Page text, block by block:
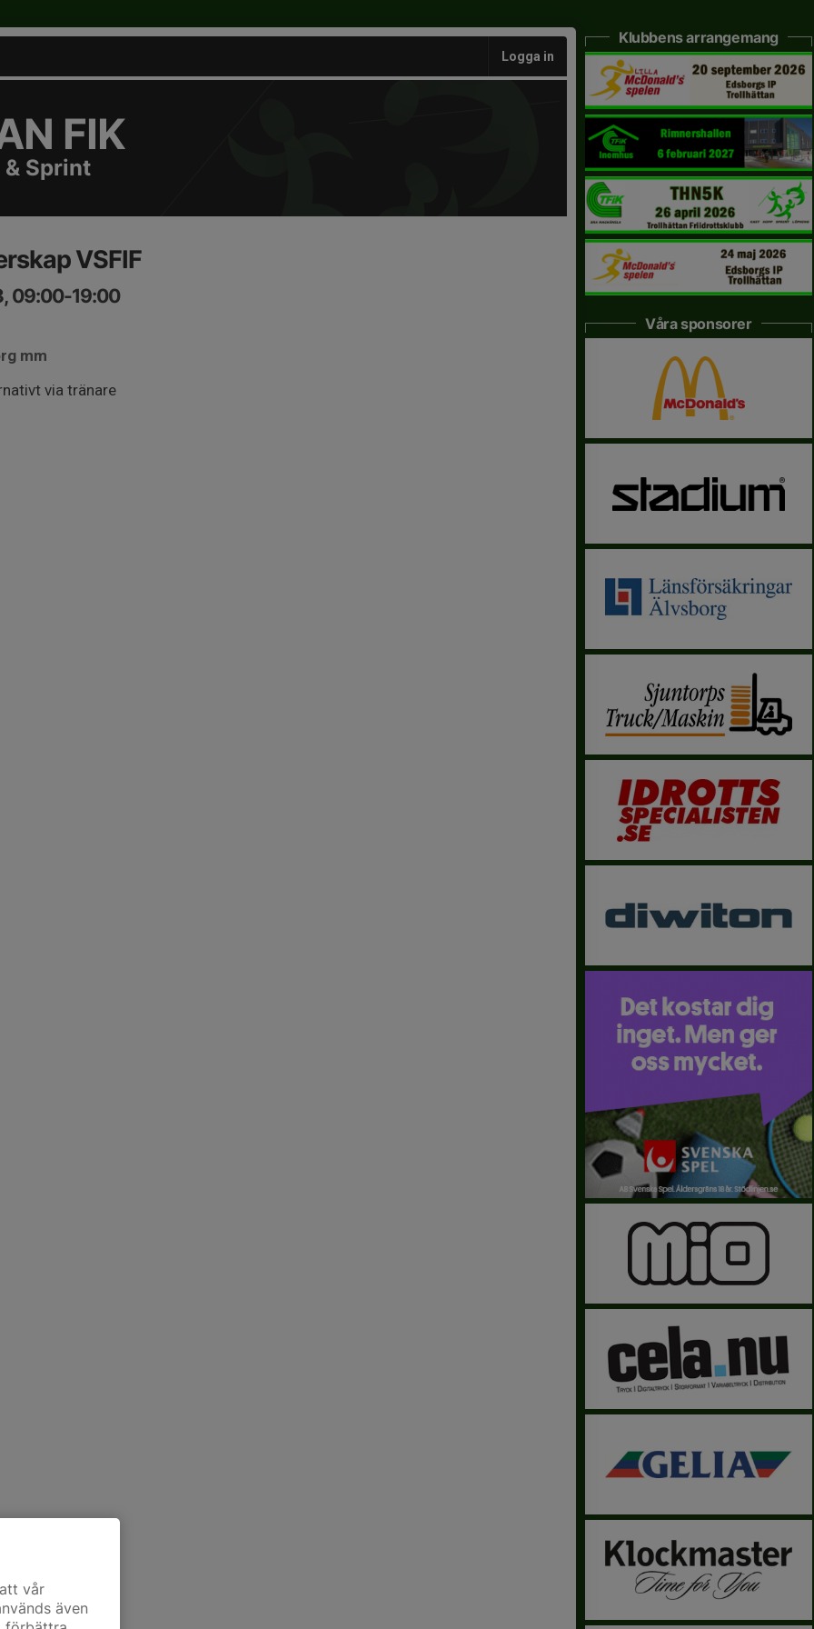
Logga in
FIK
Sprint
VSFIF
09:00-19:00
mm
via tränare
Klubbens arrangemang
Våra sponsorer
vår
även